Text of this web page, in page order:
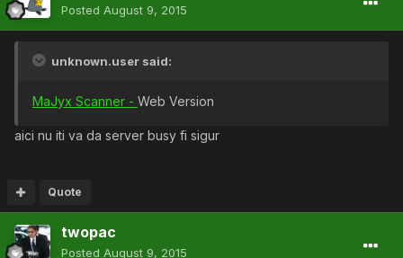
Posted August 9, 2015
unknown.user said:
MaJyx Scanner - Web Version
aici nu iti va da server busy fi sigur
Quote
twopac
Posted August 9, 2015